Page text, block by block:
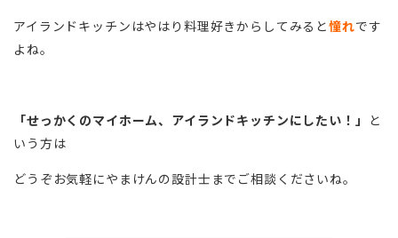
アイランドキッチンはやはり料理好きからしてみると憧れです
よね。
「せっかくのマイホーム、アイランドキッチンにしたい！」 と
いう方は
どうぞお気軽にやまけんの設計士までご相談くださいね。